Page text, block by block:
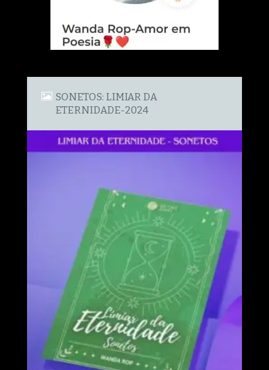
SONETOS: LIMIAR DA
ETERNIDADE-2024